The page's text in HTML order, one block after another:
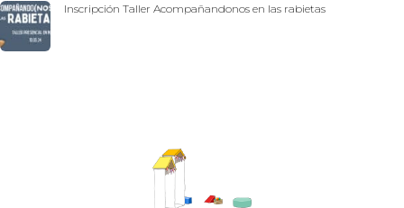
Inscripción Taller Acompañandonos en las rabietas